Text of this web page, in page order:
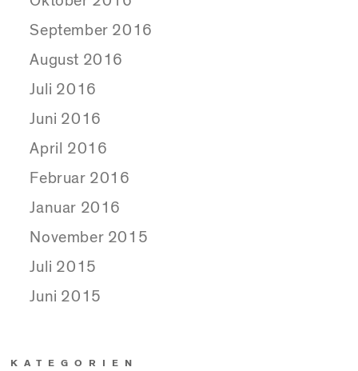
September 2016
August 2016
Juli 2016
Juni 2016
April 2016
Februar 2016
Januar 2016
November 2015
Juli 2015
Juni 2015
KATEGORIEN